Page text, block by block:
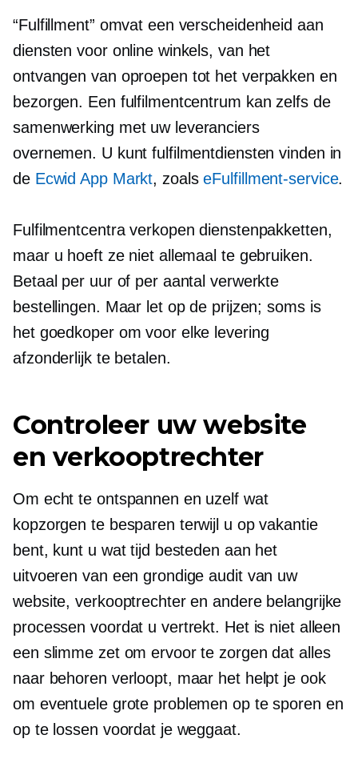
“Fulfillment” omvat een verscheidenheid aan
diensten voor online winkels, van het
ontvangen van oproepen tot het verpakken en
bezorgen. Een fulfilmentcentrum kan zelfs de
samenwerking met uw leveranciers
overnemen. U kunt fulfilmentdiensten vinden in
de Ecwid App Markt, zoalseFulfillment-service.
Fulfilmentcentra verkopen dienstenpakketten,
maar u hoeft ze niet allemaal te gebruiken.
Betaal per uur of per aantal verwerkte
bestellingen. Maar let op de prijzen; soms is
het goedkoper om voor elke levering
afzonderlijk te betalen.
Controleer uw website
en verkooptrechter
Om echt te ontspannen en uzelf wat
kopzorgen te besparen terwijl u op vakantie
bent, kunt u wat tijd besteden aan het
uitvoeren van een grondige audit van uw
website, verkooptrechter en andere belangrijke
processen voordat u vertrekt. Het is niet alleen
een slimme zet om ervoor te zorgen dat alles
naar behoren verloopt, maar het helpt je ook
om eventuele grote problemen op te sporen en
op te lossen voordat je weggaat.